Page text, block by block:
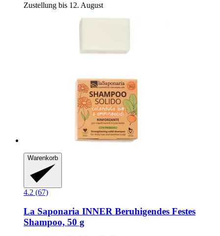
Zustellung bis 12. August
Warenkorb
4.2 (67)
La Saponaria INNER Beruhigendes Festes
Shampoo, 50 g